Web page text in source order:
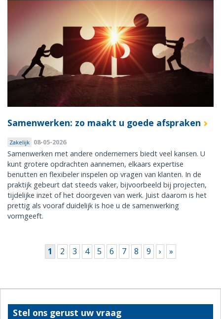
Samenwerken: zo maakt u goede afspraken
Zakelijk 08-05-2026
Samenwerken met andere ondernemers biedt veel kansen. U
kunt grotere opdrachten aannemen, elkaars expertise
benutten en flexibeler inspelen op vragen van klanten. In de
praktijk gebeurt dat steeds vaker, bijvoorbeeld bij projecten,
tijdelijke inzet of het doorgeven van werk. Juist daarom is het
prettig als vooraf duidelijk is hoe u de samenwerking
vormgeeft.
1 2 3 4 5 6 7 8 9 › »
Stel ons gerust uw vraag